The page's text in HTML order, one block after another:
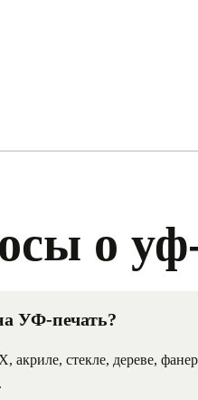
о
УФ-печать?
стекле, дереве,